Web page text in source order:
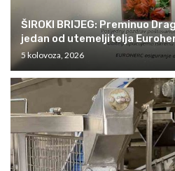
ŠIROKI BRIJEG: Preminuo
jedan od utemeljitelja
5 kolovoza, 2026